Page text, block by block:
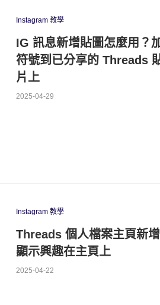
Instagram 教學
IG 訊息新增貼圖怎麼用？
符號到已分享的 Threads
片上
2025-04-29
Instagram 教學
Threads 個人檔案主頁新
顯示興趣在主頁上
2025-04-22